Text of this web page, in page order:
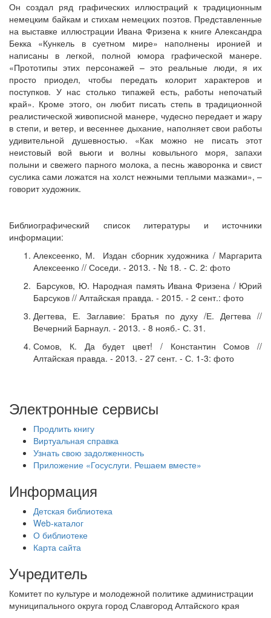
Он создал ряд графических иллюстраций к традиционным
немецким байкам и стихам немецких поэтов. Представленные
на выставке иллюстрации Ивана Фризена к книге Александра
Бекка «Кункель в суетном мире» наполнены иронией и
написаны в легкой, полной юмора графической манере.
«Прототипы этих персонажей – это реальные люди, я их
просто приодел, чтобы передать колорит характеров и
поступков. У нас столько типажей есть, работы непочатый
край». Кроме этого, он любит писать степь в традиционной
реалистической живописной манере, чудесно передает и жару
в степи, и ветер, и весеннее дыхание, наполняет свои работы
удивительной душевностью. «Как можно не писать этот
неистовый вой вьюги и волны ковыльного моря, запахи
полыни и свежего парного молока, а песнь жаворонка и свист
суслика сами ложатся на холст нежными теплыми мазками», –
говорит художник.
Библиографический список литературы и источники
информации:
Алексеенко, М. Издан сборник художника / Маргарита
Алексеенко // Соседи. - 2013. - № 18. - С. 2: фото
Барсуков, Ю. Народная память Ивана Фризена / Юрий
Барсуков // Алтайская правда. - 2015. - 2 сент.: фото
Дегтева, Е. Заглавие: Братья по духу /Е. Дегтева //
Вечерний Барнаул. -­ 2013. - 8 нояб.- С. 31.
Сомов, К. Да будет цвет! / Константин Сомов //
Алтайская правда. - 2013. - 27 сент. - С. 1-3: фото
Электронные сервисы
Продлить книгу
Виртуальная справка
Узнать свою задолженность
Приложение «Госуслуги. Решаем вместе»
Информация
Детская библиотека
Web-каталог
О библиотеке
Карта сайта
Учредитель
Комитет по культуре и молодежной политике администрации
муниципального округа город Славгород Алтайского края